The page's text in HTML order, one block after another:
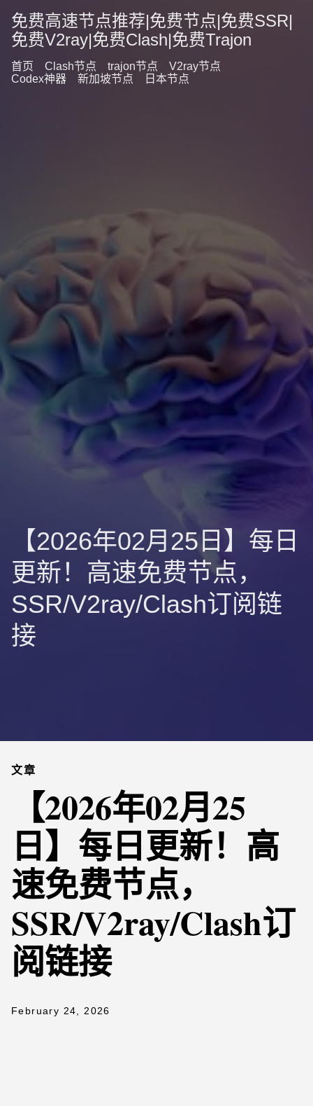
免费高速节点推荐|免费节点|免费SSR|
免费V2ray|免费Clash|免费Trajon
首页 Clash节点 trajon节点
V2ray节点
Codex神器
新加坡节点 日本节点
【2026年02月25日】每日
更新！高速免费节点，
SSR/V2ray/Clash订阅链
接
文章
【2026年02月25
日】每日更新！高
速免费节点，
SSR/V2ray/Clash订
阅链接
February 24, 2026